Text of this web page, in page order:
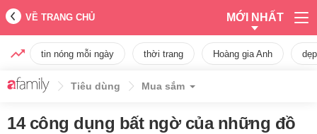
VỀ TRANG CHỦ MỚI NHẤT
tin nóng mỗi ngày thời trang Hoàng gia Anh dẹp
Tiêu dùng Mua sắm
14 công dụng bất ngờ của những đồ